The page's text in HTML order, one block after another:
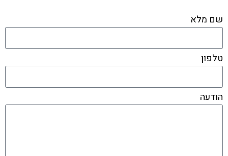
שם מלא
טלפון
הודעה